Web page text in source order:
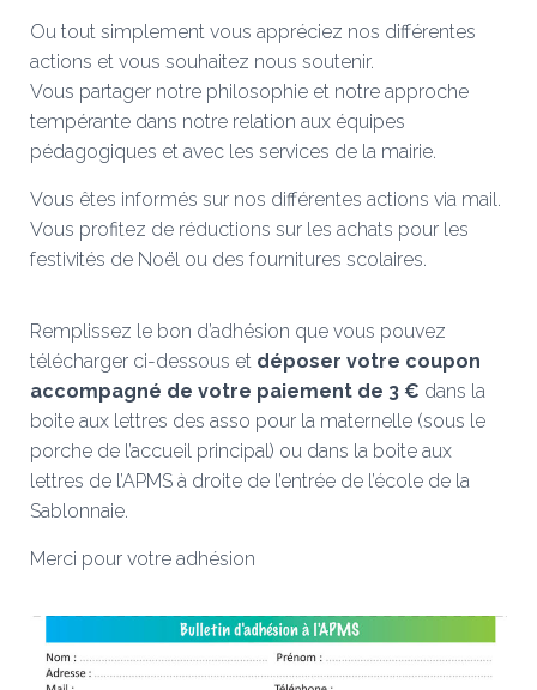
Ou tout simplement vous appréciez nos différentes
actions et vous souhaitez nous soutenir.
Vous partager notre philosophie et notre approche
tempérante dans notre relation aux équipes
pédagogiques et avec les services de la mairie.
Vous êtes informés sur nos différentes actions via mail.
Vous profitez de réductions sur les achats pour les
festivités de Noël ou des fournitures scolaires.
Remplissez le bon d’adhésion que vous pouvez
télécharger ci-dessous et déposer votre coupon
accompagné de votre paiement de 3 € dans la
boite aux lettres des asso pour la maternelle (sous le
porche de l’accueil principal) ou dans la boite aux
lettres de l’APMS à droite de l’entrée de l’école de la
Sablonnaie.
Merci pour votre adhésion